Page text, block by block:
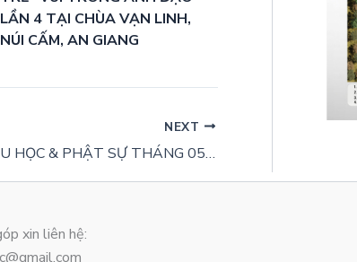
LẦN 4 TẠI CHÙA VẠN LINH,
NÚI CẤM, AN GIANG
NEXT
LỊCH TU HỌC & PHẬT SỰ THÁNG 05 – GIÁP THÌN 2024
xin liên hệ: